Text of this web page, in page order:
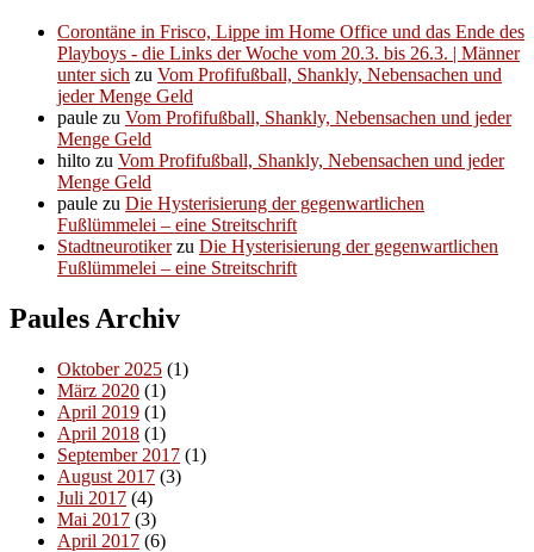
Corontäne in Frisco, Lippe im Home Office und das Ende des
Playboys - die Links der Woche vom 20.3. bis 26.3. | Männer
unter sich zu Vom Profifußball, Shankly, Nebensachen und
jeder Menge Geld
paule zu Vom Profifußball, Shankly, Nebensachen und jeder
Menge Geld
hilto zu Vom Profifußball, Shankly, Nebensachen und jeder
Menge Geld
paule zu Die Hysterisierung der gegenwartlichen
Fußlümmelei – eine Streitschrift
Stadtneurotikerzu Die Hysterisierung der gegenwartlichen
Fußlümmelei – eine Streitschrift
Paules Archiv
Oktober 2025 (1)
März 2020 (1)
April 2019 (1)
April 2018 (1)
September 2017 (1)
August 2017 (3)
Juli 2017 (4)
Mai 2017 (3)
April 2017 (6)